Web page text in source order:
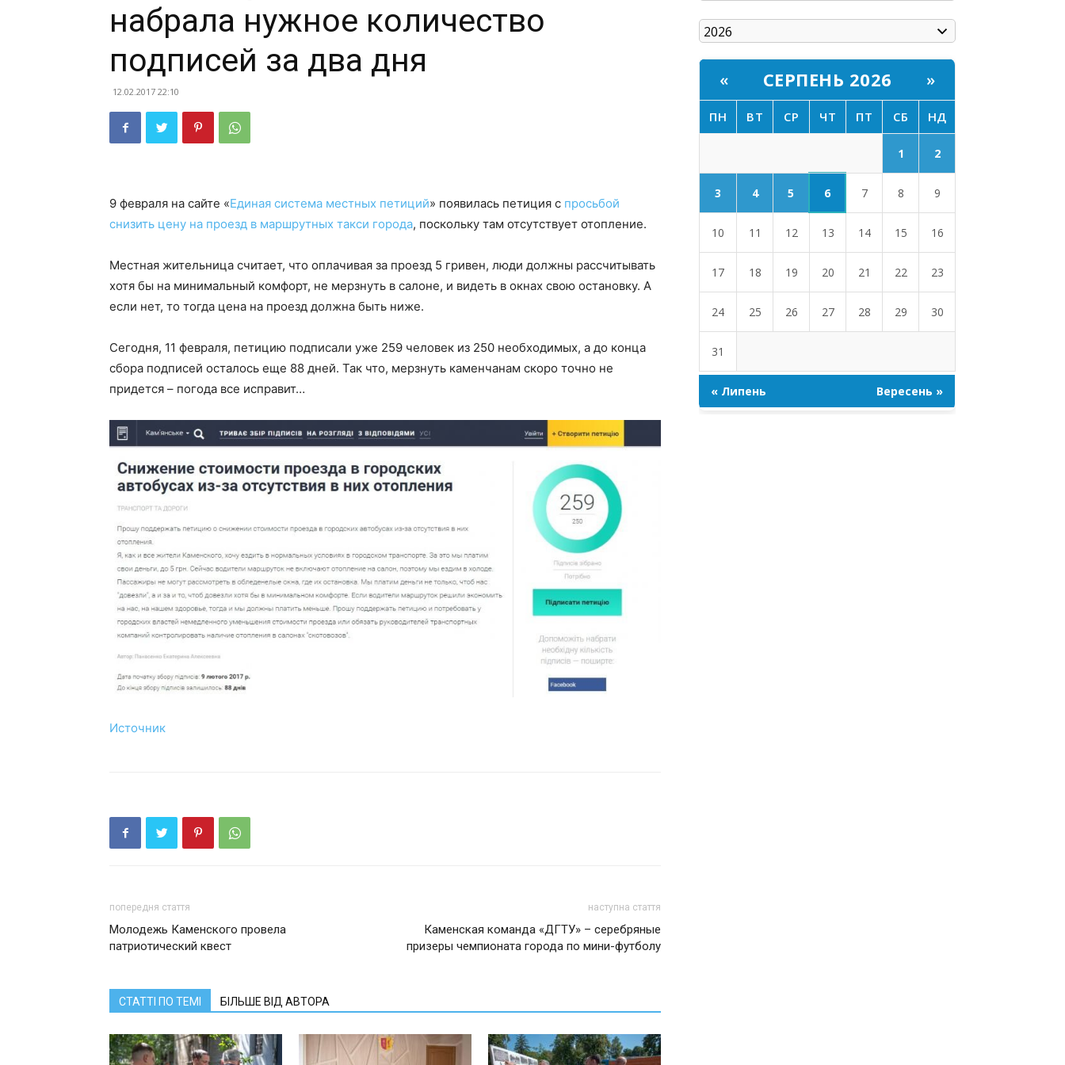
Кам'янське
набрала нужное количество
подписей за два дня
12.02.2017 22:10
9 февраля на сайте «Единая система местных петиций» появилась петиция с просьбой
снизить цену на проезд в маршрутных такси города, поскольку там отсутствует отопление.
Местная жительница считает, что оплачивая за проезд 5 гривен, люди должны рассчитывать
хотя бы на минимальный комфорт, не мерзнуть в салоне, и видеть в окнах свою остановку. А
если нет, то тогда цена на проезд должна быть ниже.
Сегодня, 11 февраля, петицию подписали уже 259 человек из 250 необходимых, а до конца
сбора подписей осталось еще 88 дней. Так что, мерзнуть каменчанам скоро точно не
придется – погода все исправит…
Источник
попередня стаття
Молодежь Каменского провела
патриотический квест
наступна стаття
Каменская команда «ДГТУ» – серебряные
призеры чемпионата города по мини-футболу
СТАТТІ ПО ТЕМІ БІЛЬШЕ ВІД АВТОРА
« СЕРПЕНЬ 2026 »
ПН ВТ СР ЧТ ПТ СБ НД
1 2
3 4 5 6 7 8 9
10 11 12 13 14 15 16
17 18 19 20 21 22 23
24 25 26 27 28 29 30
31
« Липень Вересень »